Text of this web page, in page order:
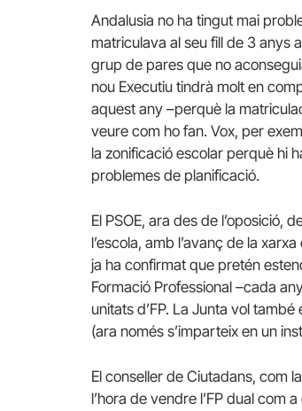
Andalusia no ha tingut mai
matriculava al seu fill de 3 anys
grup de pares que no
nou Executiu tindrà molt en
aquest any –perquè la
veure com ho fan. Vox, per
la zonificació escolar perquè hi
problemes de planificació.
El PSOE, ara des de l’oposició,
l’escola, amb l’avanç de la
ja ha confirmat que pretén
Formació Professional –cada
unitats d’FP. La Junta vol
(ara només s’imparteix en un
El conseller de Ciutadans, com
l’hora de vendre l’FP dual com